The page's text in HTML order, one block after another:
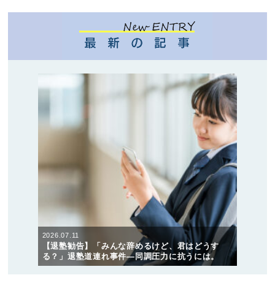
2026.07.11
【退塾勧告】「みんな辞めるけど、君はどうす
る？」退塾道連れ事件―同調圧力に抗うには。